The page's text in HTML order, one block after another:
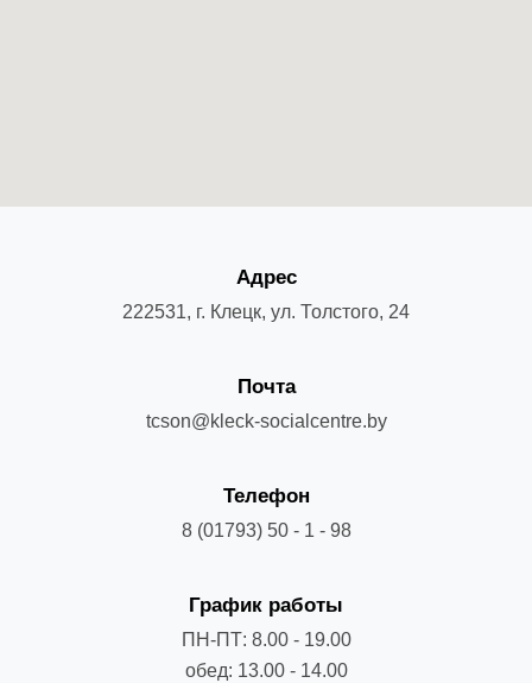
Адрес
222531, г. Клецк, ул. Толстого, 24
Почта
tcson@kleck-socialcentre.by
Телефон
8 (01793) 50 - 1 - 98
График работы
ПН-ПТ: 8.00 - 19.00
обед: 13.00 - 14.00